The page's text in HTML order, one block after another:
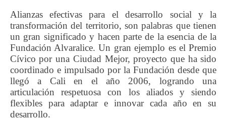
Alianzas efectivas para el desarrollo social y la
transformación del territorio, son palabras que tienen
un gran significado y hacen parte de la esencia de la
Fundación Alvaralice. Un gran ejemplo es el Premio
Cívico por una Ciudad Mejor, proyecto que ha sido
coordinado e impulsado por la Fundación desde que
llegó a Cali en el año 2006, logrando una
articulación respetuosa con los aliados y siendo
flexibles para adaptar e innovar cada año en su
desarrollo.